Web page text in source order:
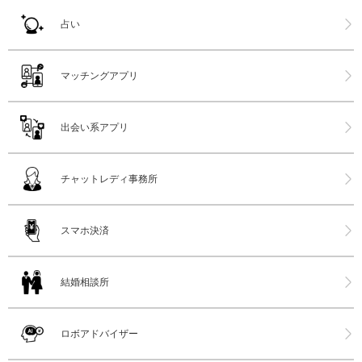
占い
マッチングアプリ
出会い系アプリ
チャットレディ事務所
スマホ決済
結婚相談所
ロボアドバイザー